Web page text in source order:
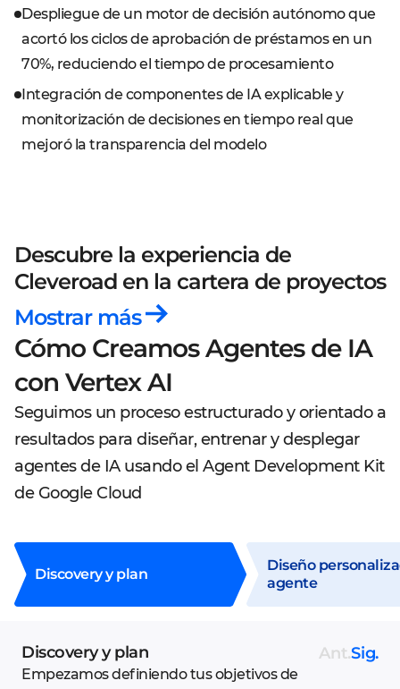
Despliegue de un motor de decisión autónomo que
acortó los ciclos de aprobación de préstamos en un
70%, reduciendo el tiempo de procesamiento
Integración de componentes de IA explicable y
monitorización de decisiones en tiempo real que
mejoró la transparencia del modelo
Descubre la experiencia de
Cleveroad en la cartera de proyectos
Mostrar más
Cómo Creamos Agentes de IA
con Vertex AI
Seguimos un proceso estructurado y orientado a
resultados para diseñar, entrenar y desplegar
agentes de IA usando el Agent Development Kit
de Google Cloud
Discovery y plan
Diseño
agente
Ant.Sig.
Discovery y plan
Empezamos definiendo tus objetivos de